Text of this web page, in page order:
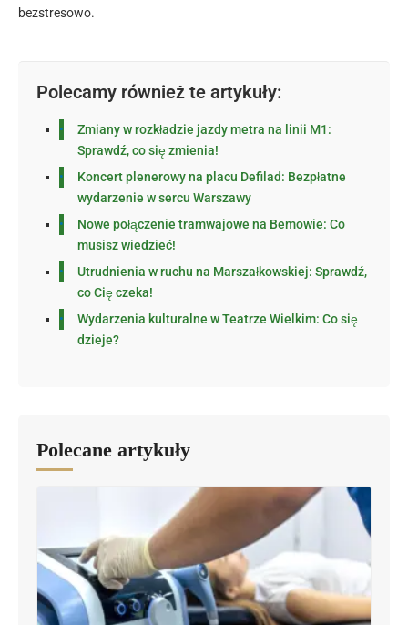
bezstresowo.
Polecamy również te artykuły:
Zmiany w rozkładzie jazdy metra na linii M1:
Sprawdź, co się zmienia!
Koncert plenerowy na placu Defilad: Bezpłatne
wydarzenie w sercu Warszawy
Nowe połączenie tramwajowe na Bemowie: Co
musisz wiedzieć!
Utrudnienia w ruchu na Marszałkowskiej: Sprawdź,
co Cię czeka!
Wydarzenia kulturalne w Teatrze Wielkim: Co się
dzieje?
Polecane artykuły